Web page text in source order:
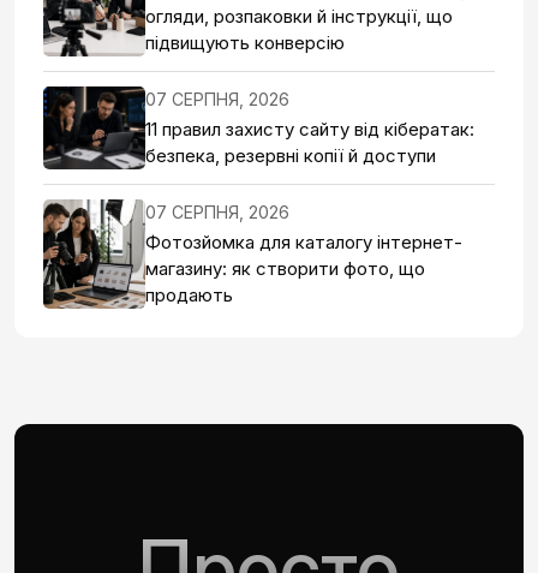
огляди, розпаковки й інструкції, що
підвищують конверсію
07 СЕРПНЯ, 2026
11 правил захисту сайту від кібератак:
безпека, резервні копії й доступи
07 СЕРПНЯ, 2026
Фотозйомка для каталогу інтернет-
магазину: як створити фото, що
продають